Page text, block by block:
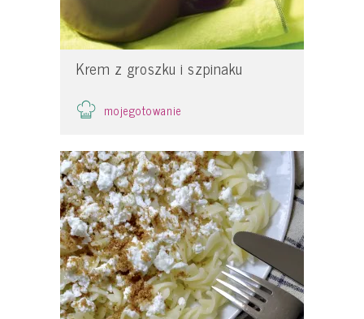
Krem z groszku i szpinaku
mojegotowanie